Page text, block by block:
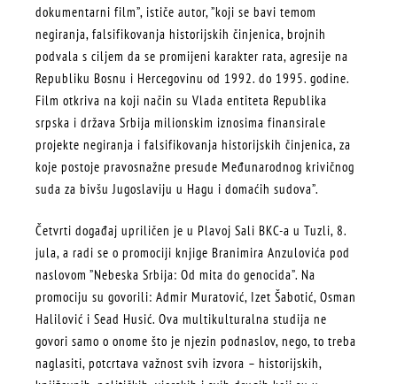
dokumentarni film”, ističe autor, ”koji se bavi temom
negiranja, falsifikovanja historijskih činjenica, brojnih
podvala s ciljem da se promijeni karakter rata, agresije na
Republiku Bosnu i Hercegovinu od 1992. do 1995. godine.
Film otkriva na koji način su Vlada entiteta Republika
srpska i država Srbija milionskim iznosima finansirale
projekte negiranja i falsifikovanja historijskih činjenica, za
koje postoje pravosnažne presude Međunarodnog krivičnog
suda za bivšu Jugoslaviju u Hagu i domaćih sudova”.
Četvrti događaj upriličen je u Plavoj Sali BKC-a u Tuzli, 8.
jula, a radi se o promociji knjige Branimira Anzulovića pod
naslovom ”Nebeska Srbija: Od mita do genocida”. Na
promociju su govorili: Admir Muratović, Izet Šabotić, Osman
Halilović i Sead Husić. Ova multikulturalna studija ne
govori samo o onome što je njezin podnaslov, nego, to treba
naglasiti, potcrtava važnost svih izvora – historijskih,